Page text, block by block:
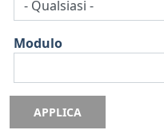
Modulo
APPLICA